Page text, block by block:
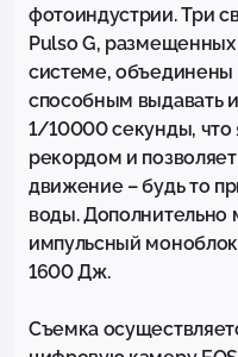
фотоиндустрии. Три
Pulsо G,
системе, объединены
способным выдавать
1/10000 секунды, что
рекордом и
движение – будь то
воды. Дополнительно
импульсный
1600 Дж.
Съемка